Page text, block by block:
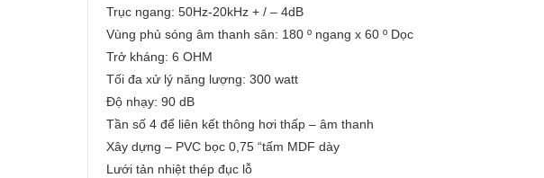
Trục ngang: 50Hz-20kHz + / – 4dB
Vùng phủ sóng âm thanh sân: 180 º ngang x 60 º Dọc
Trở kháng: 6 OHM
Tối đa xử lý năng lượng: 300 watt
Độ nhạy: 90 dB
Tần số 4 để liên kết thông hơi thấp – âm thanh
Xây dựng – PVC bọc 0,75 “tấm MDF dày
Lưới tản nhiệt thép đục lỗ